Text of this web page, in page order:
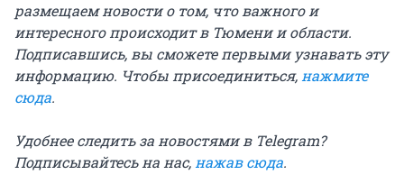
размещаем новости о том, что важного и
интересного происходит в Тюмени и области.
Подписавшись, вы сможете первыми узнавать эту
информацию. Чтобы присоединиться, нажмите
сюда.
Удобнее следить за новостями в Telegram?
Подписывайтесь на нас, нажав сюда.